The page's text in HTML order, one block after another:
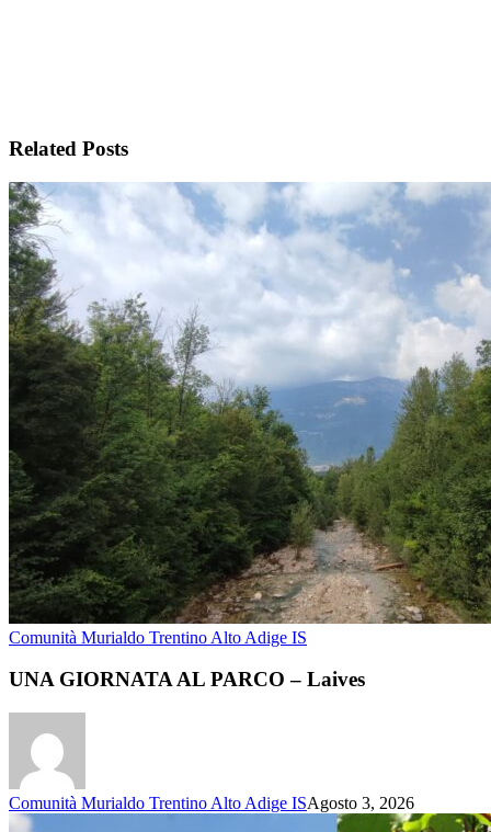
Related Posts
Comunità Murialdo Trentino Alto Adige IS
UNA GIORNATA AL PARCO – Laives
Comunità Murialdo Trentino Alto Adige ISAgosto 3, 2026